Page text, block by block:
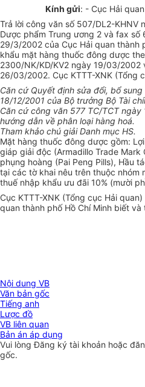
Kính gửi: - Cục Hải
Trả lời công văn số 507/DL2-
Dược phẩm Trung ương 2 và fax số
29/3/2002 của Cục Hải quan thành
khẩu mặt hàng thuốc đông dược
2300/NK/KD/KV2 ngày 19/03/2002
26/03/2002. Cục KTTT-XNK (Tổng
Căn cứ Quyết định sửa đổi, bổ
18/12/2001 của Bộ trưởng Bộ Tài
Căn cứ công văn 577 TC/TCT ngày
hướng dẫn về phân loại hàng hoá.
Tham khảo chú giải Danh mục HS.
Mặt hàng thuốc đông dược gồm:
giáp giải độc (Armadillo Trade Mark
phụng hoàng (Pai Peng Pills), Hầu
tại các tờ khai nêu trên thuộc nhóm
thuế nhập khẩu ưu đãi 10% (mười
Cục KTTT-XNK (Tổng cục Hải
quan thành phố Hồ Chí Minh biết và
Nội dung VB
Văn bản gốc
Tiếng anh
Lược đồ
VB liên quan
Bản án áp dụng
Vui lòngĐăng ký tài khoản hoặc
gốc.